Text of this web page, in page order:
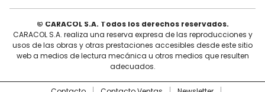
© CARACOL S.A. Todos los derechos reservados.
CARACOL S.A. realiza una reserva expresa de las reproducciones y
usos de las obras y otras prestaciones accesibles desde este sitio
web a medios de lectura mecánica u otros medios que resulten
adecuados.